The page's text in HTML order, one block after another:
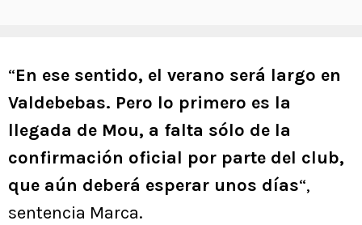
“En ese sentido, el verano será largo en
Valdebebas. Pero lo primero es la
llegada de Mou, a falta sólo de la
confirmación oficial por parte del club,
que aún deberá esperar unos días“,
sentencia Marca.